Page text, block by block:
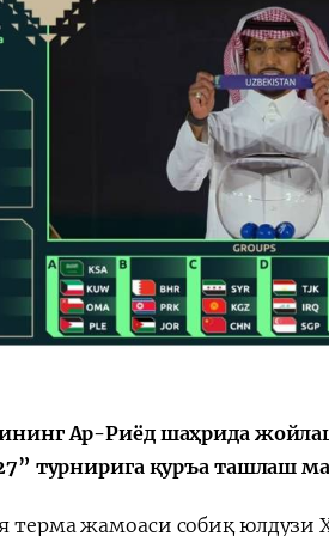
Ар-Риёд шаҳрида
турнирига қуръа ташлаш
жамоаси собиқ юлдузи